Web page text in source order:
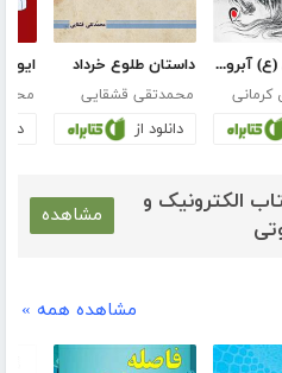
امام حسین (ع) آبروی همیشه تاریخ
کرمانی
داستان طلوع خرداد
محمدتقی قشقایی
دانلود از
ایوار
الکترونیک و
مشاهده
مشاهده همه »